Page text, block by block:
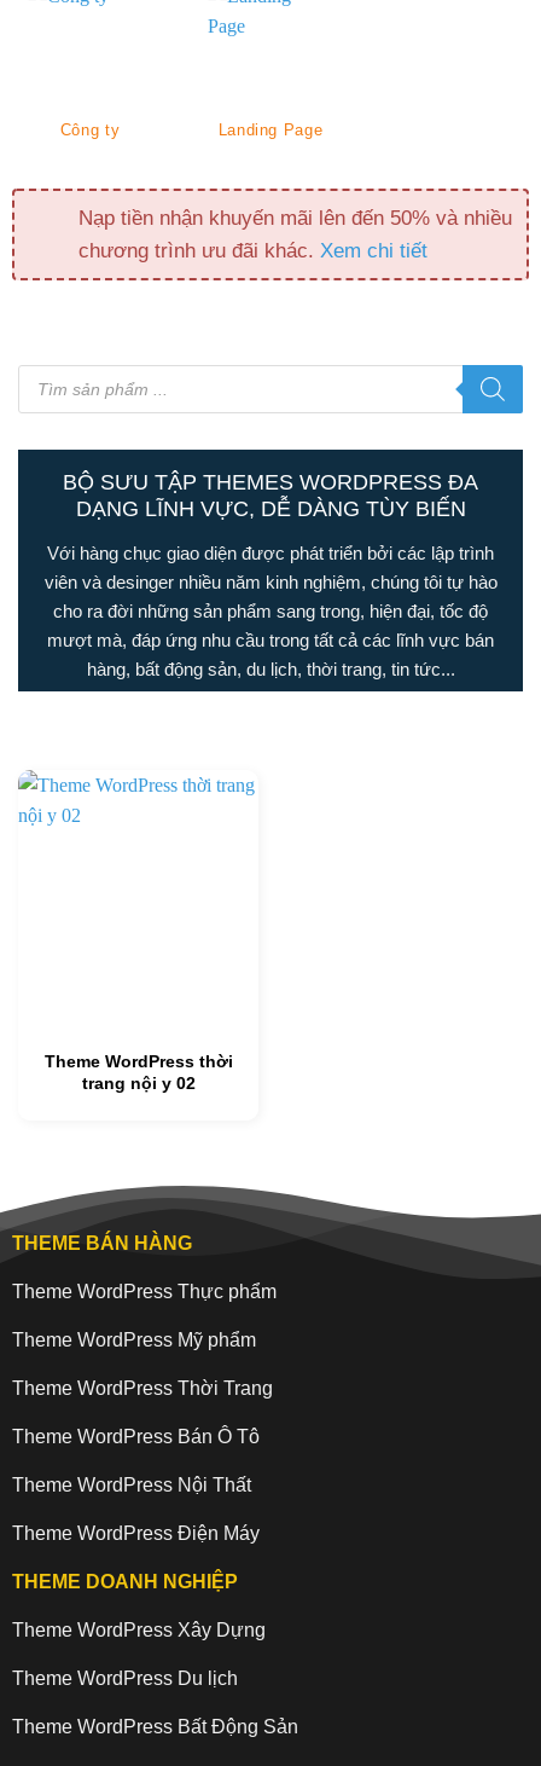
Công ty Landing Page
Nạp tiền nhận khuyến mãi lên đến 50% và nhiều
chương trình ưu đãi khác. Xem chi tiết
Tìm
kiếm
sản
BỘ SƯU TẬP THEMES WORDPRESS ĐA
DẠNG LĨNH VỰC, DỄ DÀNG TÙY BIẾN
Với hàng chục giao diện được phát triển bởi các lập trình
viên và desinger nhiều năm kinh nghiệm, chúng tôi tự hào
cho ra đời những sản phẩm sang trong, hiện đại, tốc độ
mượt mà, đáp ứng nhu cầu trong tất cả các lĩnh vực bán
hàng, bất động sản, du lịch, thời trang, tin tức...
Theme WordPress thời
trang nội y 02
THEME BÁN HÀNG
Theme WordPress Thực phẩm
Theme WordPress Mỹ phẩm
Theme WordPress Thời Trang
Theme WordPress Bán Ô Tô
Theme WordPress Nội Thất
Theme WordPress Điện Máy
THEME DOANH NGHIỆP
Theme WordPress Xây Dựng
Theme WordPress Du lịch
Theme WordPress Bất Động Sản